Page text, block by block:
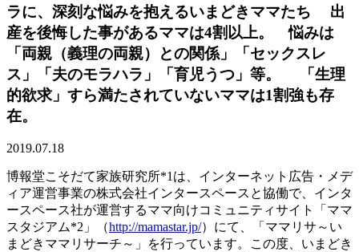
ラに、深刻な悩みを抱えるいまどきママたち 出
産を後悔した事があるママは4割以上。 悩みは
「両親（義理の両親）との関係」「セックスレ
ス」「夫のモラハラ」「育児うつ」等。 「生理
的欲求」すら満たされていないママは1割強も存
在。
2019.07.18
博報堂こそだて家族研究所*1は、インターネット広告・メデ
ィア運営事業の株式会社インタースペースと協働で、インタ
ースペース社が運営するママ向けコミュニティサイト「ママ
スタジアム*2」（http://mamastar.jp/）にて、「ママリサ～い
まどきママリサーチ～」を行っています。この度、いまどき